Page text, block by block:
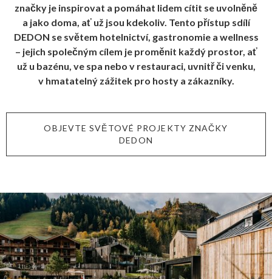
značky je inspirovat a pomáhat lidem cítit se uvolněně
a jako doma, ať už jsou kdekoliv. Tento přístup sdílí
DEDON se světem hotelnictví, gastronomie a wellness
– jejich společným cílem je proměnit každý prostor, ať
už u bazénu, ve spa nebo v restauraci, uvnitř či venku,
v hmatatelný zážitek pro hosty a zákazníky.
OBJEVTE SVĚTOVÉ PROJEKTY ZNAČKY
DEDON